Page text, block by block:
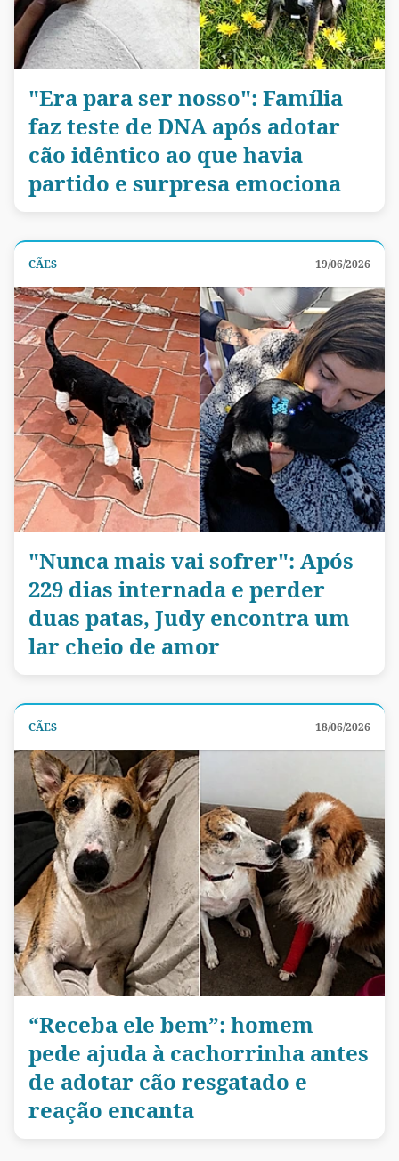
"Era para ser nosso": Família
faz teste de DNA após adotar
cão idêntico ao que havia
partido e surpresa emociona
CÃES 19/06/2026
"Nunca mais vai sofrer": Após
229 dias internada e perder
duas patas, Judy encontra um
lar cheio de amor
CÃES 18/06/2026
“Receba ele bem”: homem
pede ajuda à cachorrinha antes
de adotar cão resgatado e
reação encanta